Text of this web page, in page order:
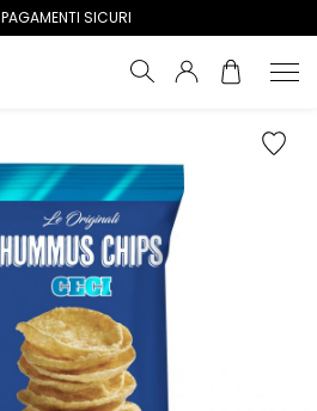
PAGAMENTI SICURI